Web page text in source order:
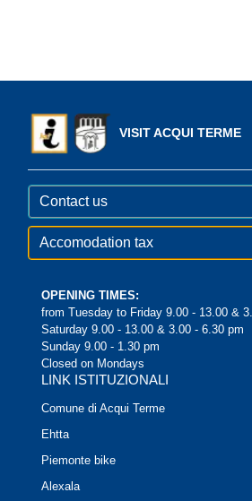
VISIT ACQUI TERME
Contact us
Accomodation tax
OPENING TIMES:
from Tuesday to Friday 9.00 - 13.00 &
Saturday 9.00 - 13.00 & 3.00 - 6.30 pm
Sunday 9.00 - 1.30 pm
Closed on Mondays
LINK ISTITUZIONALI
Comune di Acqui Terme
Ehtta
Piemonte bike
Alexala